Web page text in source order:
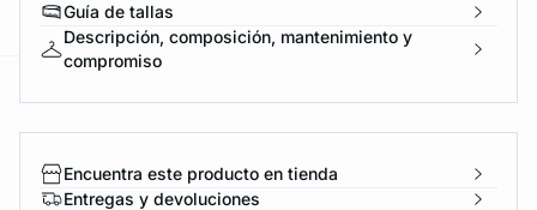
Guía de tallas
Descripción, composición, mantenimiento y
compromiso
Encuentra este producto en tienda
Entregas y devoluciones